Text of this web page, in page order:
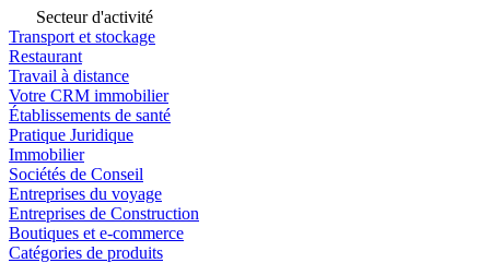
Secteur d'activité
Transport et stockage
Restaurant
Travail à distance
Votre CRM immobilier
Établissements de santé
Pratique Juridique
Immobilier
Sociétés de Conseil
Entreprises du voyage
Entreprises de Construction
Boutiques et e-commerce
Catégories de produits